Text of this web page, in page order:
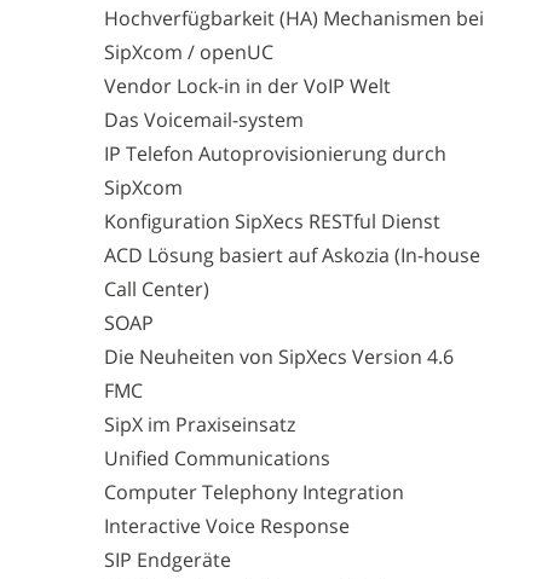
Hochverfügbarkeit (HA) Mechanismen bei
SipXcom / openUC
Vendor Lock-in in der VoIP Welt
Das Voicemail-system
IP Telefon Autoprovisionierung durch
SipXcom
Konfiguration SipXecs RESTful Dienst
ACD Lösung basiert auf Askozia (In-house
Call Center)
SOAP
Die Neuheiten von SipXecs Version 4.6
FMC
SipX im Praxiseinsatz
Unified Communications
Computer Telephony Integration
Interactive Voice Response
SIP Endgeräte